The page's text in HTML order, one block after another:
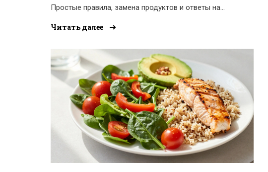
Простые правила, замена продуктов и ответы на
Читать далее